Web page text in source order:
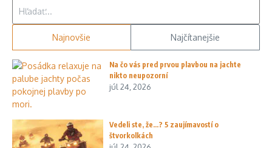
Najnovšie Najčítanejšie
Na čo vás pred prvou plavbou na jachte
nikto neupozorní
júl 24, 2026
Vedeli ste, že…? 5 zaujímavostí o
štvorkolkách